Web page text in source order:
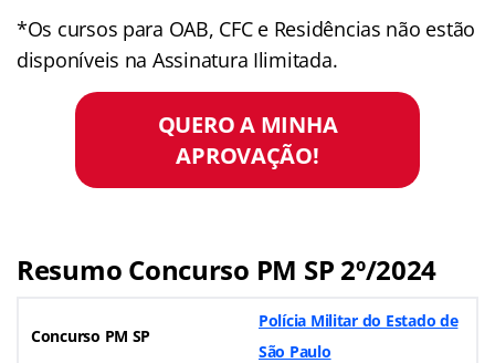
*Os cursos para OAB, CFC e Residências não estão
disponíveis na Assinatura Ilimitada.
QUERO A MINHA
APROVAÇÃO!
Resumo Concurso PM SP 2º/2024
Concurso PM SP
Polícia Militar do Estado de
São Paulo